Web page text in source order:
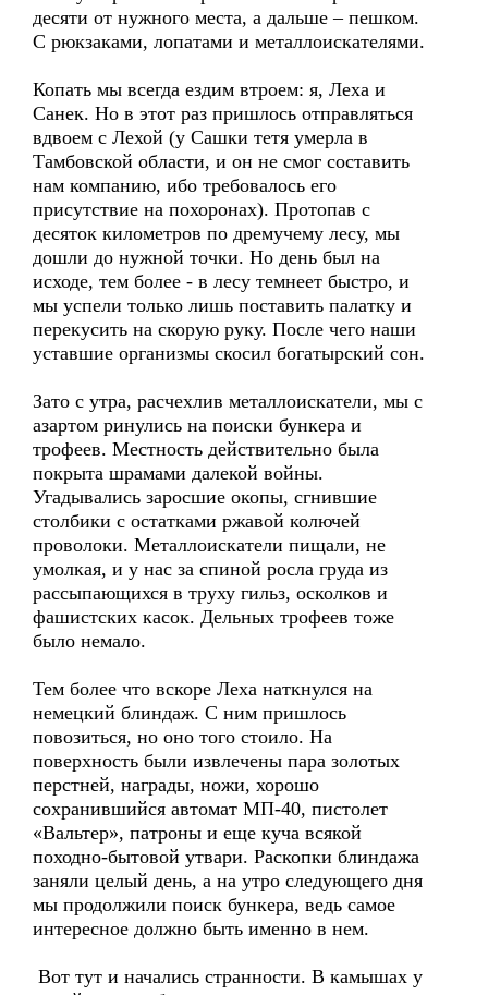
десяти от нужного места, а дальше – пешком.
С рюкзаками, лопатами и металлоискателями.
Копать мы всегда ездим втроем: я, Леха и
Санек. Но в этот раз пришлось отправляться
вдвоем с Лехой (у Сашки тетя умерла в
Тамбовской области, и он не смог составить
нам компанию, ибо требовалось его
присутствие на похоронах). Протопав с
десяток километров по дремучему лесу, мы
дошли до нужной точки. Но день был на
исходе, тем более - в лесу темнеет быстро, и
мы успели только лишь поставить палатку и
перекусить на скорую руку. После чего наши
уставшие организмы скосил богатырский сон.
Зато с утра, расчехлив металлоискатели, мы с
азартом ринулись на поиски бункера и
трофеев. Местность действительно была
покрыта шрамами далекой войны.
Угадывались заросшие окопы, сгнившие
столбики с остатками ржавой колючей
проволоки. Металлоискатели пищали, не
умолкая, и у нас за спиной росла груда из
рассыпающихся в труху гильз, осколков и
фашистских касок. Дельных трофеев тоже
было немало.
Тем более что вскоре Леха наткнулся на
немецкий блиндаж. С ним пришлось
повозиться, но оно того стоило. На
поверхность были извлечены пара золотых
перстней, награды, ножи, хорошо
сохранившийся автомат МП-40, пистолет
«Вальтер», патроны и еще куча всякой
походно-бытовой утвари. Раскопки блиндажа
заняли целый день, а на утро следующего дня
мы продолжили поиск бункера, ведь самое
интересное должно быть именно в нем.
Вот тут и начались странности. В камышах у